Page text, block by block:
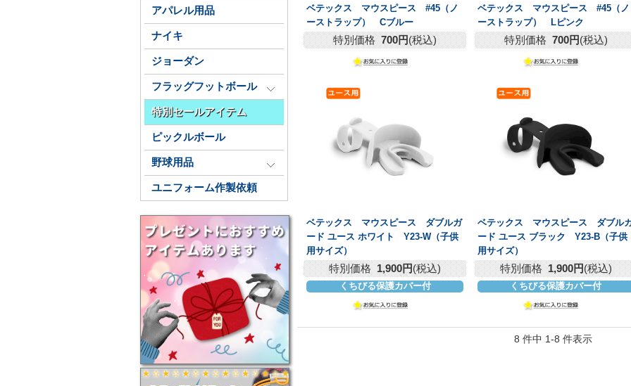
アパレル用品
ナイキ
ジョーダン
フラッグフットボール
特別セールアイテム
ピックルボール
野球用品
ユニフォーム作製依頼
ベテックス マウスピース #45（ノ
ーストラップ） Cブルー
特別価格 700円(税込)
ベテックス マウスピース #45（ノ
ーストラップ） Lピンク
特別価格 700円(税込)
ベテックス マウスピース ダブルガ
ード ユース ホワイト Y23-W（子供
用サイズ）
特別価格 1,900円(税込)
くちびる保護カバー付
ベテックス マウスピース ダブル
ード ユース ブラック Y23-B（子供
用サイズ）
特別価格 1,900円(税込)
くちびる保護カバー付
8 件中 1-8 件表示